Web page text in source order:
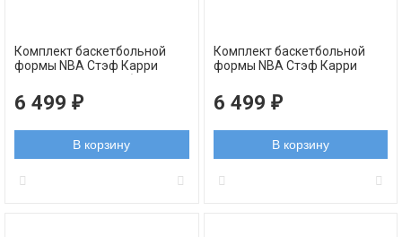
Комплект баскетбольной
формы NBA Стэф Карри
6 499 ₽
В корзину
Комплект баскетбольной
формы NBA Стэф Карри
черный
6 499 ₽
В корзину